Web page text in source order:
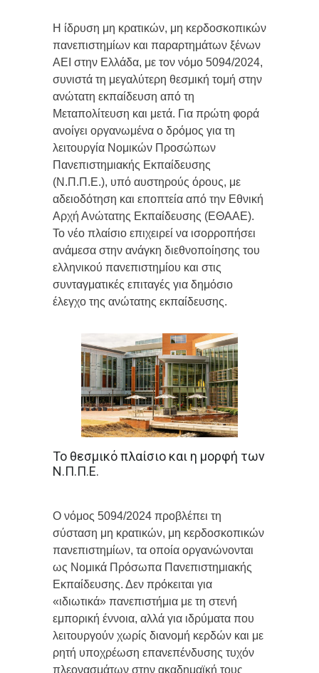
Η ίδρυση μη κρατικών, μη κερδοσκοπικών
πανεπιστημίων και παραρτημάτων ξένων
ΑΕΙ στην Ελλάδα, με τον νόμο 5094/2024,
συνιστά τη μεγαλύτερη θεσμική τομή στην
ανώτατη εκπαίδευση από τη
Μεταπολίτευση και μετά. Για πρώτη φορά
ανοίγει οργανωμένα ο δρόμος για τη
λειτουργία Νομικών Προσώπων
Πανεπιστημιακής Εκπαίδευσης
(Ν.Π.Π.Ε.), υπό αυστηρούς όρους, με
αδειοδότηση και εποπτεία από την Εθνική
Αρχή Ανώτατης Εκπαίδευσης (ΕΘΑΑΕ).
Το νέο πλαίσιο επιχειρεί να ισορροπήσει
ανάμεσα στην ανάγκη διεθνοποίησης του
ελληνικού πανεπιστημίου και στις
συνταγματικές επιταγές για δημόσιο
έλεγχο της ανώτατης εκπαίδευσης.
Το θεσμικό πλαίσιο και η μορφή των
Ν.Π.Π.Ε.
Ο νόμος 5094/2024 προβλέπει τη
σύσταση μη κρατικών, μη κερδοσκοπικών
πανεπιστημίων, τα οποία οργανώνονται
ως Νομικά Πρόσωπα Πανεπιστημιακής
Εκπαίδευσης. Δεν πρόκειται για
«ιδιωτικά» πανεπιστήμια με τη στενή
εμπορική έννοια, αλλά για ιδρύματα που
λειτουργούν χωρίς διανομή κερδών και με
ρητή υποχρέωση επανεπένδυσης τυχόν
πλεονασμάτων στην ακαδημαϊκή τους